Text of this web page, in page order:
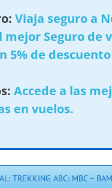
Viaja seguro a
mejor Seguro de
5% de descuento
Accede a las
en vuelos.
TREKKING ABC: MBC –